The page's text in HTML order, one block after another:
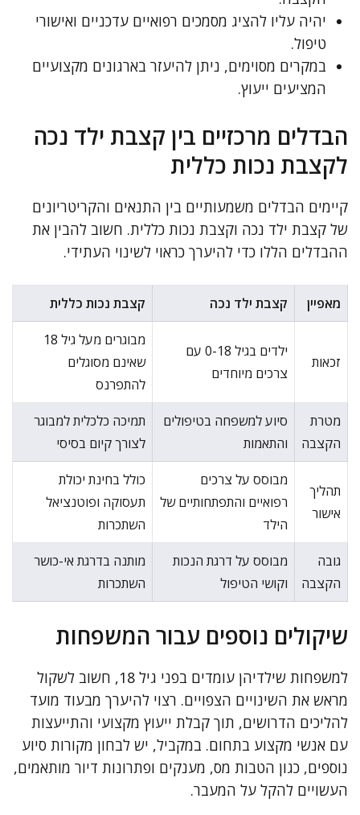
יהיה עליו להציג מסמכים רפואיים עדכניים ואישורי
טיפול.
במקרים מסוימים, ניתן להיעזר בארגונים מקצועיים
המציעים ייעוץ.
הבדלים מרכזיים בין קצבת ילד נכה
לקצבת נכות כללית
קיימים הבדלים משמעותיים בין התנאים והקריטריונים
של קצבת ילד נכה וקצבת נכות כללית. חשוב להבין את
ההבדלים הללו כדי להיערך כראוי לשינוי העתידי.
מאפיין קצבת ילד נכה קצבת נכות כללית
זכאות
ילדים בגיל 0-18 עם
צרכים מיוחדים
מבוגרים מעל גיל 18
שאינם מסוגלים
להתפרנס
מטרת
הקצבה
סיוע למשפחה בטיפולים
והתאמות
תמיכה כלכלית למבוגר
לצורך קיום בסיסי
תהליך
אישור
מבוסס על צרכים
רפואיים והתפתחותיים של
הילד
כולל בחינת יכולת
תעסוקה ופוטנציאל
השתכרות
גובה
הקצבה
מבוסס על דרגת הנכות
וקושי הטיפול
מותנה בדרגת אי-כושר
השתכרות
שיקולים נוספים עבור המשפחות
למשפחות שילדיהן עומדים בפני גיל 18, חשוב לשקול
מראש את השינויים הצפויים. רצוי להיערך מבעוד מועד
להליכים הדרושים, תוך קבלת ייעוץ מקצועי והתייעצות
עם אנשי מקצוע בתחום. במקביל, יש לבחון מקורות סיוע
נוספים, כגון הטבות מס, מענקים ופתרונות דיור מותאמים,
העשויים להקל על המעבר.